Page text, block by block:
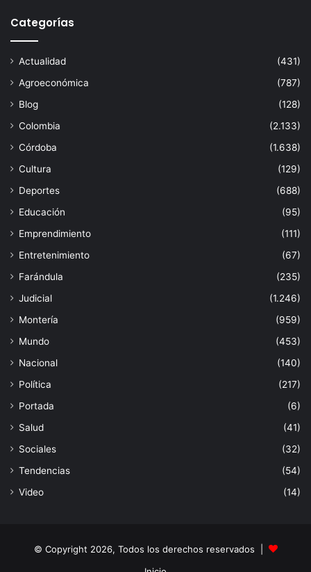
Categorías
Actualidad
(431)
Agroeconómica
(787)
Blog
(128)
Colombia
(2.133)
Córdoba
(1.638)
Cultura
(129)
Deportes
(688)
Educación
(95)
Emprendimiento
(111)
Entretenimiento
(67)
Farándula
(235)
Judicial
(1.246)
Montería
(959)
Mundo
(453)
Nacional
(140)
Política
(217)
Portada
(6)
Salud
(41)
Sociales
(32)
Tendencias
(54)
Video
(14)
© Copyright 2026, Todos los derechos reservados |